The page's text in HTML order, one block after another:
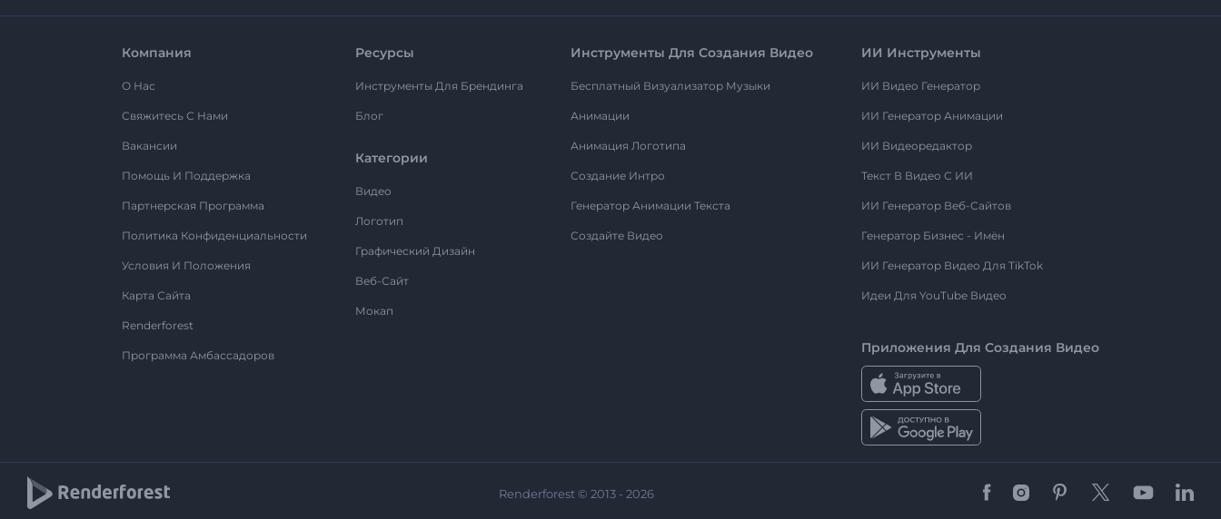
Компания
О Нас
Свяжитесь С Нами
Вакансии
Помощь И Поддержка
Партнерская Программа
Политика Конфиденциальности
Условия И Положения
Карта Сайта
Renderforest
Программа Амбассадоров
Ресурсы
Инструменты Для Брендинга
Блог
Категории
Видео
Логотип
Графический Дизайн
Веб-Сайт
Мокап
Инструменты Для Создания Видео
Бесплатный Визуализатор Музыки
Анимации
Анимация Логотипа
Создание Интро
Генератор Анимации Текста
Создайте Видео
ИИ Инструменты
ИИ Видео Генератор
ИИ Генератор Анимации
ИИ Видеоредактор
Текст В Видео С ИИ
ИИ Генератор Веб-Сайтов
Генератор Бизнес - Имён
ИИ Генератор Видео Для TikTok
Идеи Для YouTube Видео
Приложения Для Создания Видео
Renderforest © 2013 - 2026